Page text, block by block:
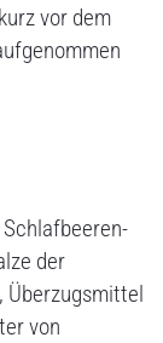
vor dem
der
Überzugsmittel
von